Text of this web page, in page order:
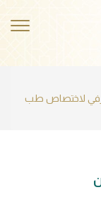
لاختصاص طب